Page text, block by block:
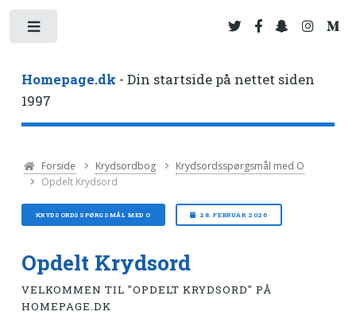
Homepage.dk - Din startside på nettet siden
1997
Forside Krydsordbog
Krydsordsspørgsmål med O
Opdelt Krydsord
KRYDSORDSSPØRGSMÅL MED O 28. FEBRUAR 2026
Opdelt Krydsord
VELKOMMEN TIL "OPDELT KRYDSORD" PÅ
HOMEPAGE.DK